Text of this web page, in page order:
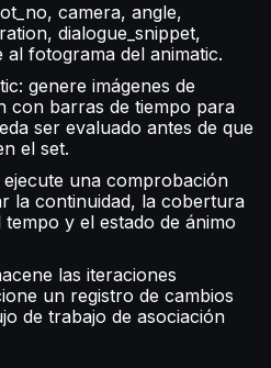
camera, angle,
dialogue_snippet,
al fotograma del animatic.
genere imágenes de
con barras de tiempo para
ser evaluado antes de que
el set.
una comprobación
la continuidad, la cobertura
y el estado de ánimo
las iteraciones
un registro de cambios
de trabajo de asociación